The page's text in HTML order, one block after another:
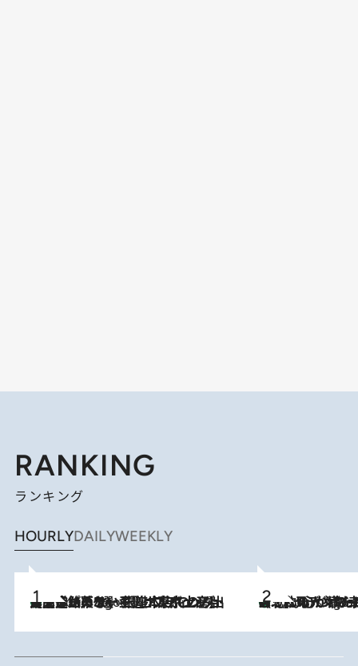
RANKING
ランキング
HOURLYDAILYWEEKLY
2 Hours Ago
【間違いのない王道・東京土産】資生堂パーラー 銀座本店でのみ出会える銘菓5選《極上プディング・濃厚チーズケーキ・ボンボンショコラほか》 2 Hours Ago
《北欧の人々の幸福度が高いのは…》元デンマーク親善大使が出会った“心が満たされる暮らし”「いいかげんにヒュッゲしなさい！」